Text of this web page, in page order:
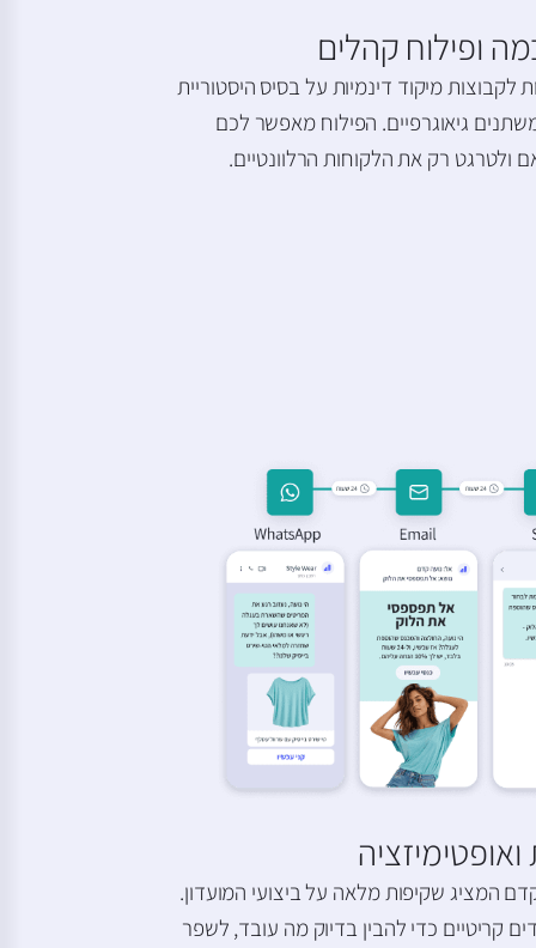
ופילוח קהלים
לקבוצות מיקוד דינמיות על בסיס היסטוריית
גיאוגרפיים. הפילוח מאפשר לכם
רק את הלקוחות הרלוונטיים.
המציג שקיפות מלאה על ביצועי המועדון.
קריטיים כדי להבין בדיוק מה עובד, לשפר